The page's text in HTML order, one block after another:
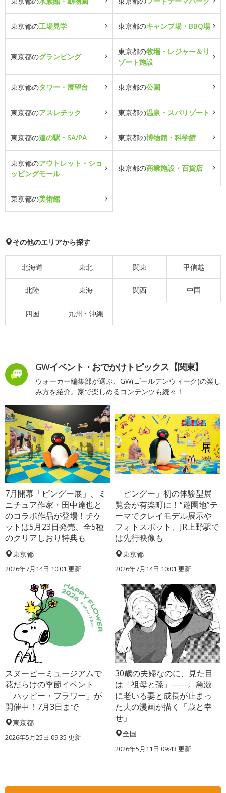
東京都の工場見学 東京都のキャンプ場・BBQ場
東京都のグランピング
東京都の牧場・レジャー＆リ
ゾート施設
東京都のタワー・展望台 東京都の公園
東京都のアスレチック 東京都の温泉・スパリゾート
東京都の道の駅・SA/PA 東京都の博物館・科学館
東京都のアウトレット・ショ
ッピングモール
東京都の商業施設・百貨店
東京都の美術館
その他のエリアから探す
北海道 東北 関東 甲信越
北陸 東海 関西 中国
四国 九州・沖縄
GWイベント・おでかけトピックス【関東】
ウォーカー編集部が選ぶ、GW(ゴールデンウィーク)の楽し
み方を紹介。家で楽しめるコンテンツも続々！
7月開幕「ピングー展」、ミ
ニチュア作家・田中達也と
のコラボ作品が登場！チケ
ットは5月23日発売、全5種
のクリアしおり特典も
東京都
2026年7月14日 10:01 更新
「ピングー」初の体験型展
覧会が有楽町に！“遊園地”テ
ーマでクレイモデル展示や
フォトスポット、JR上野駅で
は先行映像も
東京都
2026年7月14日 10:01 更新
スヌーピーミュージアムで
花だらけの季節イベント
「ハッピー・フラワー」が
開催中！7月3日まで
東京都
2026年5月25日 09:35 更新
30歳の夫婦なのに、見た目
は「祖母と孫」――。急激
に老いる妻と成長が止まっ
た夫の漫画が描く「歳と幸
せ」
全国
2026年5月11日 09:43 更新